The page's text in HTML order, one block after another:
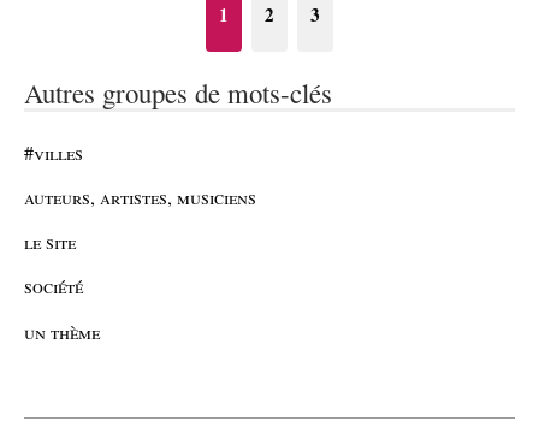
1 2 3
Autres groupes de mots-clés
#villes
auteurs, artistes, musiciens
le site
société
un thème